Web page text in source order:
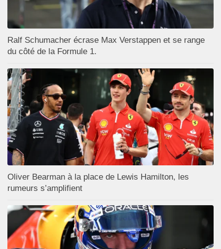
Ralf Schumacher écrase Max Verstappen et se range
du côté de la Formule 1.
Oliver Bearman à la place de Lewis Hamilton, les
rumeurs s’amplifient